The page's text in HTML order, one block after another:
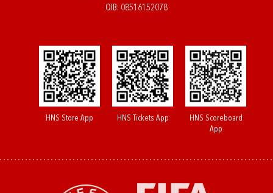
OIB: 08516152078
HNS Store App HNS Tickets App
HNS Scoreboard
App